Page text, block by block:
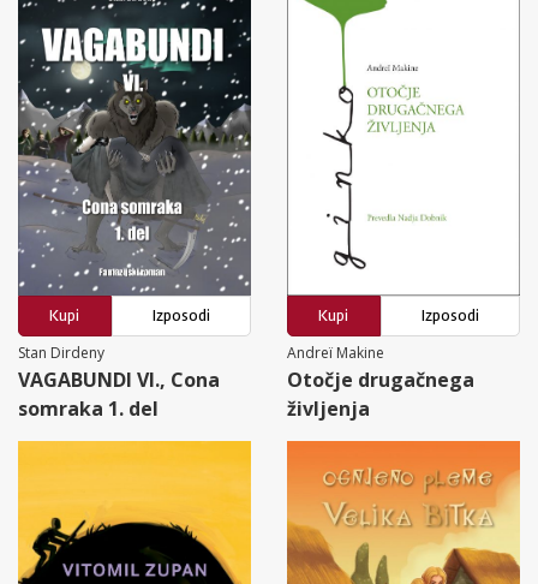
Kupi
Izposodi
Stan Dirdeny
VAGABUNDI VI., Cona
somraka 1. del
Kupi
Izposodi
Andreï Makine
Otočje drugačnega
življenja